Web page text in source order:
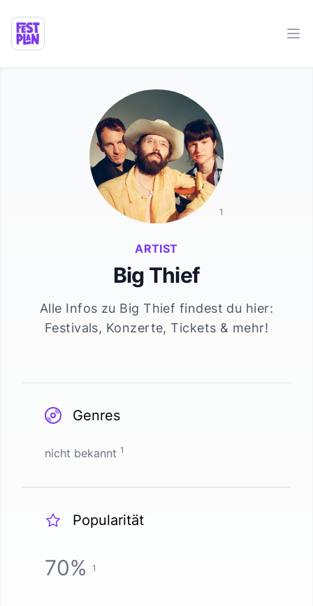
ARTIST
Big Thief
Alle Infos zu Big Thief findest du hier:
Festivals, Konzerte, Tickets & mehr!
1
Genres
nicht bekannt 1
Popularität
70% 1